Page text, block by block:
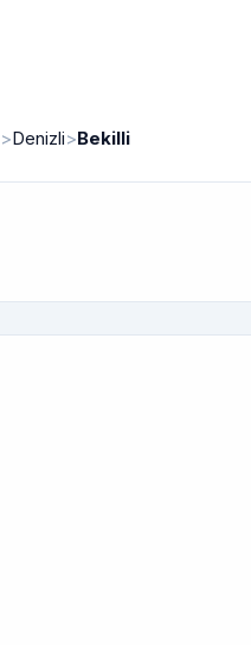
>Denizli>Bekilli